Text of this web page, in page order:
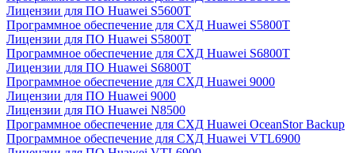
Лицензии для ПО Huawei S5600T
Программное обеспечение для СХД Huawei S5800T
Лицензии для ПО Huawei S5800T
Программное обеспечение для СХД Huawei S6800T
Лицензии для ПО Huawei S6800T
Программное обеспечение для СХД Huawei 9000
Лицензии для ПО Huawei 9000
Лицензии для ПО Huawei N8500
Программное обеспечение для СХД Huawei OceanStor Backup
Программное обеспечение для СХД Huawei VTL6900